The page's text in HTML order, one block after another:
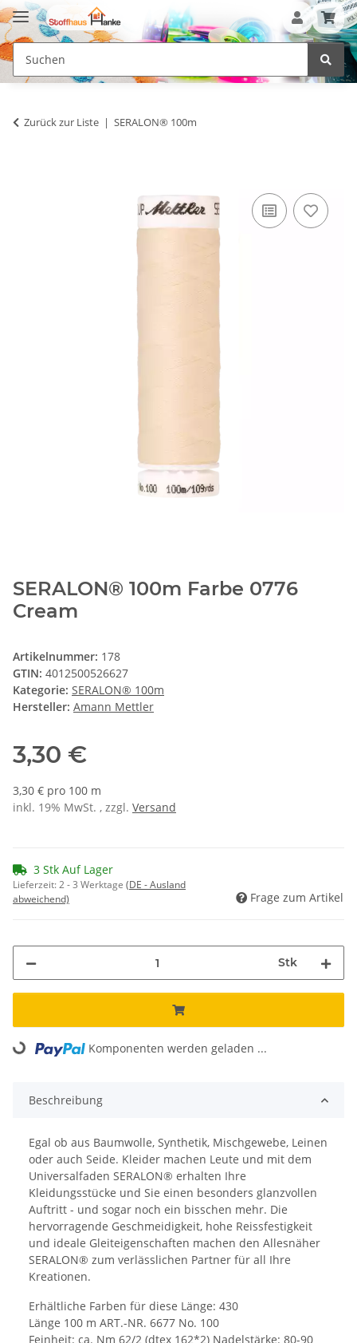
Zurück zur Liste SERALON® 100m
SERALON® 100m Farbe 0776
Cream
Artikelnummer: 178
GTIN: 4012500526627
Kategorie: SERALON® 100m
Hersteller: Amann Mettler
3,30 €
3,30 € pro 100 m
inkl. 19% MwSt. , zzgl. Versand
3 Stk Auf Lager
Lieferzeit:2 - 3 Werktage (DE - Ausland
abweichend)
Frage zum Artikel
Stk
Loading... Komponenten werden geladen ...
Beschreibung
Egal ob aus Baumwolle, Synthetik, Mischgewebe, Leinen
oder auch Seide. Kleider machen Leute und mit dem
Universalfaden SERALON® erhalten Ihre
Kleidungsstücke und Sie einen besonders glanzvollen
Auftritt - und sogar noch ein bisschen mehr. Die
hervorragende Geschmeidigkeit, hohe Reissfestigkeit
und ideale Gleiteigenschaften machen den Allesnäher
SERALON® zum verlässlichen Partner für all Ihre
Kreationen.
Erhältliche Farben für diese Länge: 430
Länge 100 m ART.-NR. 6677 No. 100
Feinheit: ca. Nm 62/2 (dtex 162*2) Nadelstärke: 80-90